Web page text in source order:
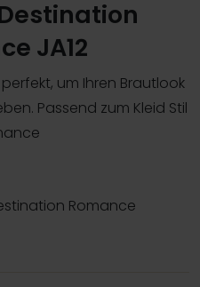
JA12
um Ihren Brautlook
Passend zum Kleid Stil
Romance